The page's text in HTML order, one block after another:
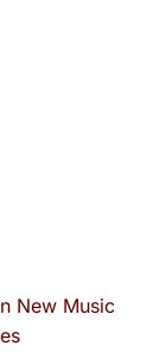
New Music